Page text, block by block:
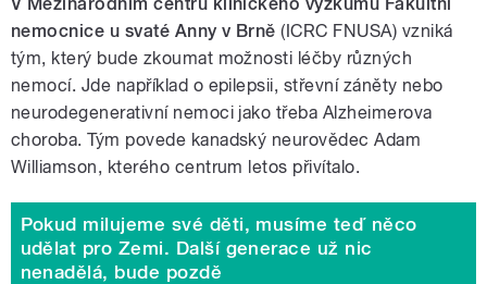
nemocnice u svaté Anny v Brně (ICRC FNUSA) vzniká
tým, který bude zkoumat možnosti léčby různých
nemocí. Jde například o epilepsii, střevní záněty nebo
neurodegenerativní nemoci jako třeba Alzheimerova
choroba. Tým povede kanadský neurovědec Adam
Williamson, kterého centrum letos přivítalo.
Pokud milujeme své děti, musíme teď něco
udělat pro Zemi. Další generace už nic
nenadělá, bude pozdě